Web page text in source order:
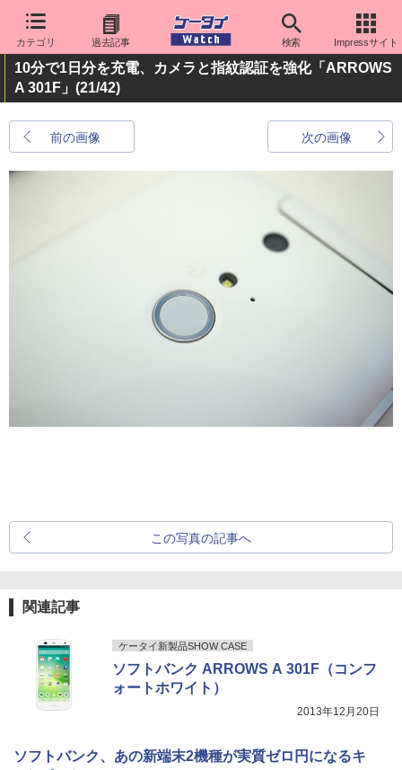
カテゴリ 過去記事 検索 Impressサイト
10分で1日分を充電、カメラと指紋認証を強化「ARROWS
A 301F」 (21/42)
前の画像 次の画像
この写真の記事へ
関連記事
ケータイ新製品SHOW CASE
ソフトバンク ARROWS A 301F（コンフ
ォートホワイト）
2013年12月20日
ソフトバンク、あの新端末2機種が実質ゼロ円になるキ